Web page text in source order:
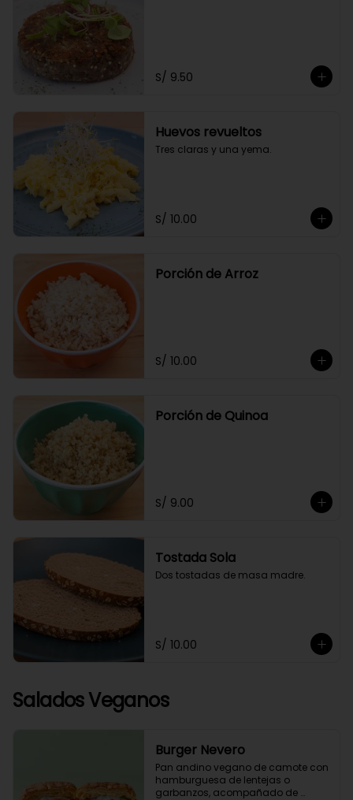
S/ 9.50
Huevos revueltos
Tres claras y una yema.
S/ 10.00
Porción de Arroz
S/ 10.00
Porción de Quinoa
S/ 9.00
Tostada Sola
Dos tostadas de masa madre.
S/ 10.00
Salados Veganos
Burger Nevero
Pan andino vegano de camote con
hamburguesa de lentejas o
garbanzos, acompañado de